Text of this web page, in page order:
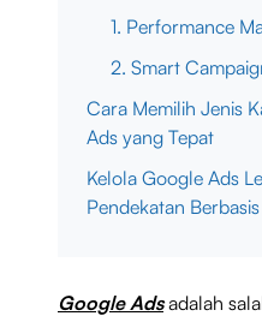
1. Performance
2. Smart
Cara Memilih Jenis
Ads yang Tepat
Kelola Google Ads
Pendekatan
Google Adsadalah